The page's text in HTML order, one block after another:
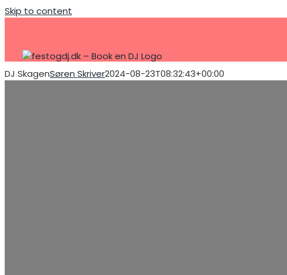
Skip to content
DJ SkagenSøren Skriver2024-08-23T08:32:43+00:00